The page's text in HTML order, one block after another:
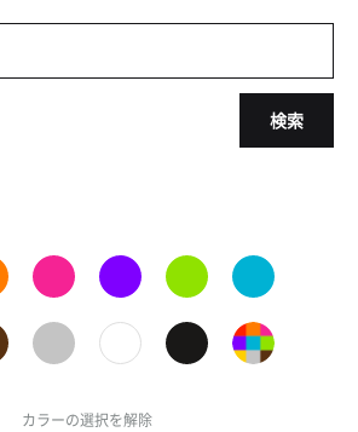
検索
カラーの選択を解除